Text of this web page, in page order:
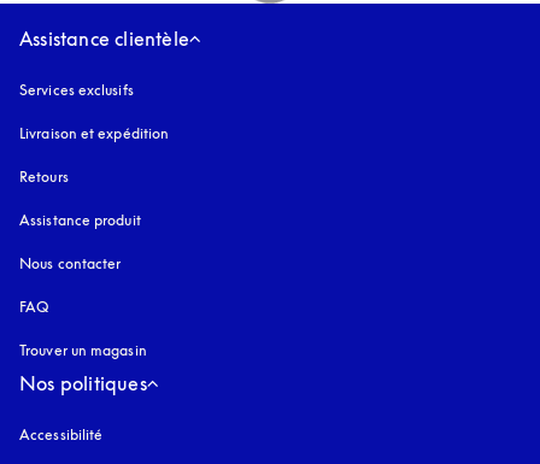
Assistance clientèle
Services exclusifs
Livraison et expédition
Retours
Assistance produit
Nous contacter
FAQ
Trouver un magasin
Nos politiques
Accessibilité